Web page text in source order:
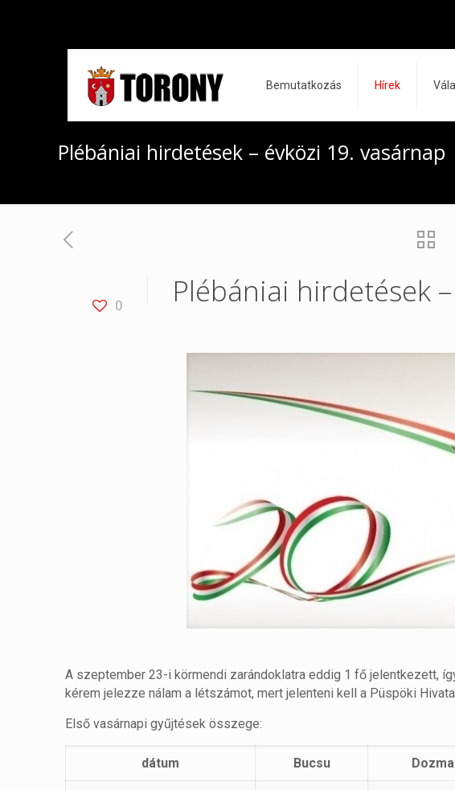
Bemutatkozás Hírek
Plébániai hirdetések – évközi 19. vasárnap
0 Plébániai hirdetések
A szeptember 23-i körmendi zarándoklatra eddig 1 fő jelentkezett,
kérem jelezze nálam a létszámot, mert jelenteni kell a Püspöki
Első vasárnapi gyűjtések összege:
dátum Bucsu